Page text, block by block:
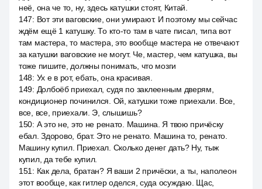
неё, она че то, ну, здесь катушки стоят, Китай.
147: Вот эти ваговские, они умирают. И поэтому мы сейчас
ждём ещё 1 катушку. То кто-то там в чате писал, типа вот
там мастера, то мастера, это вообще мастера не отвечают
за катушки ваговские не могут. Че, мастер, чем катушка, вы
тоже пишите, должны понимать, что мозги
148: Ух е в рот, ебать, она красивая.
149: Долбоёб приехал, судя по заклеенным дверям,
кондиционер починился. Ой, катушки тоже приехали. Все,
все, все, приехали. Э, слышишь?
150: А это не, это не ренато. Машина. Я твою причёску
ебал. Здорово, брат. Это не ренато. Машина то, ренато.
Машину купил. Приехал. Сколько денег дать? Ну, тыж
купил, да тебе купил.
151 : Как дела, братан? Я ваши 2 причёски, а ты, наполеон
этот вообще, как гитлер оделся, суда осуждаю. Щас,